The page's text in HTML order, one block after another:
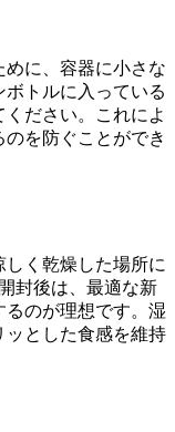
に、容器に小さな
トルに入っている
ださい。これによ
を防ぐことができ
く乾燥した場所に
封後は、最適な新
るのが理想です。湿
ッとした食感を維持